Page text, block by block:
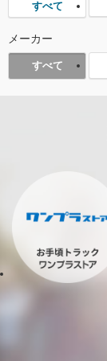
すべて
メーカー
すべて